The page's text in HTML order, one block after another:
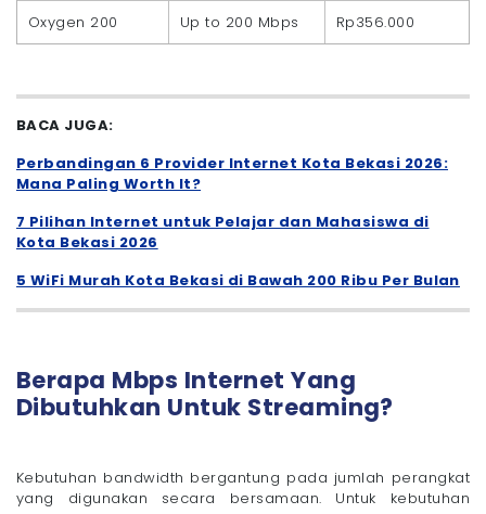
Oxygen 200 Up to 200 Mbps Rp356.000
BACA JUGA:
Perbandingan 6 Provider Internet Kota Bekasi 2026:
Mana Paling Worth It?
7 Pilihan Internet untuk Pelajar dan Mahasiswa di
Kota Bekasi 2026
5 WiFi Murah Kota Bekasi di Bawah 200 Ribu Per Bulan
Berapa Mbps Internet Yang
Dibutuhkan Untuk Streaming?
Kebutuhan bandwidth bergantung pada jumlah perangkat
yang digunakan secara bersamaan. Untuk kebutuhan